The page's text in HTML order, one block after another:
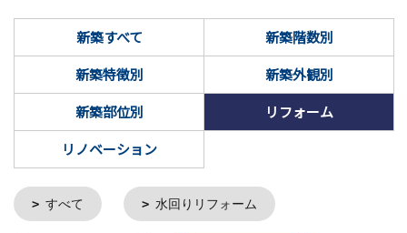
新築すべて
新築階数別
新築特徴別
新築外観別
新築部位別
リフォーム
リノベーション
すべて 水回りリフォーム